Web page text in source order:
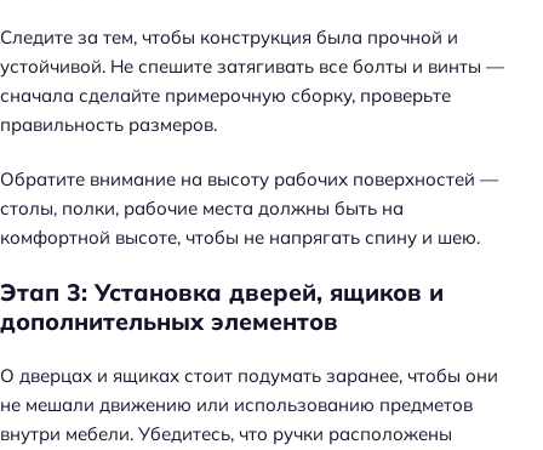
Следите за тем, чтобы конструкция была прочной и
устойчивой. Не спешите затягивать все болты и винты —
сначала сделайте примерочную сборку, проверьте
правильность размеров.
Обратите внимание на высоту рабочих поверхностей —
столы, полки, рабочие места должны быть на
комфортной высоте, чтобы не напрягать спину и шею.
Этап 3: Установка дверей, ящиков и
дополнительных элементов
О дверцах и ящиках стоит подумать заранее, чтобы они
не мешали движению или использованию предметов
внутри мебели. Убедитесь, что ручки расположены